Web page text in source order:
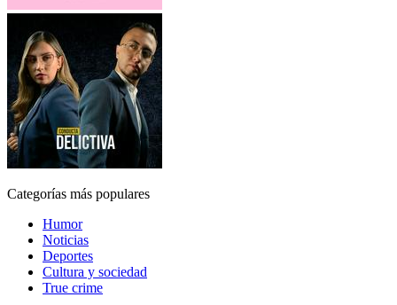
Categorías más populares
Humor
Noticias
Deportes
Cultura y sociedad
True crime